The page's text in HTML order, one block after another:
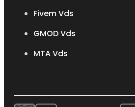
Fivem Vds
GMOD Vds
MTA Vds